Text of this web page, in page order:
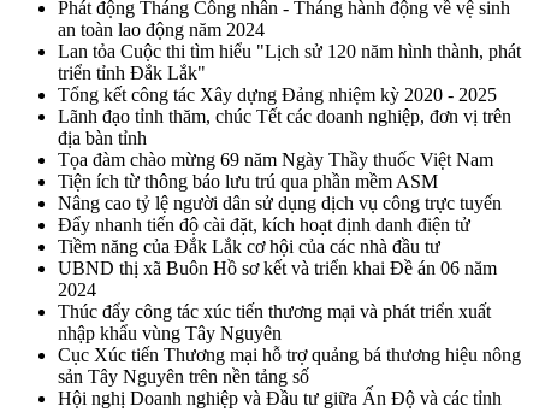
Phát động Tháng Công nhân - Tháng hành động về vệ sinh
an toàn lao động năm 2024
Lan tỏa Cuộc thi tìm hiểu "Lịch sử 120 năm hình thành, phát
triển tỉnh Đắk Lắk"
Tổng kết công tác Xây dựng Đảng nhiệm kỳ 2020 - 2025
Lãnh đạo tỉnh thăm, chúc Tết các doanh nghiệp, đơn vị trên
địa bàn tỉnh
Tọa đàm chào mừng 69 năm Ngày Thầy thuốc Việt Nam
Tiện ích từ thông báo lưu trú qua phần mềm ASM
Nâng cao tỷ lệ người dân sử dụng dịch vụ công trực tuyến
Đẩy nhanh tiến độ cài đặt, kích hoạt định danh điện tử
Tiềm năng của Đắk Lắk cơ hội của các nhà đầu tư
UBND thị xã Buôn Hồ sơ kết và triển khai Đề án 06 năm
2024
Thúc đẩy công tác xúc tiến thương mại và phát triển xuất
nhập khẩu vùng Tây Nguyên
Cục Xúc tiến Thương mại hỗ trợ quảng bá thương hiệu nông
sản Tây Nguyên trên nền tảng số
Hội nghị Doanh nghiệp và Đầu tư giữa Ấn Độ và các tỉnh